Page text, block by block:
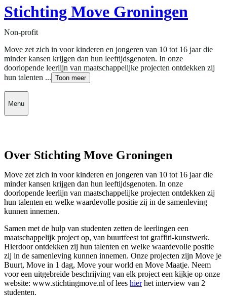
Stichting Move Groningen
Non-profit
Move zet zich in voor kinderen en jongeren van 10 tot 16 jaar die
minder kansen krijgen dan hun leeftijdsgenoten. In onze
doorlopende leerlijn van maatschappelijke projecten ontdekken zij
hun talenten ... Toon meer
Menu
Over Stichting Move Groningen
Move zet zich in voor kinderen en jongeren van 10 tot 16 jaar die
minder kansen krijgen dan hun leeftijdsgenoten. In onze
doorlopende leerlijn van maatschappelijke projecten ontdekken zij
hun talenten en welke waardevolle positie zij in de samenleving
kunnen innemen.
Samen met de hulp van studenten zetten de leerlingen een
maatschappelijk project op, van buurtfeest tot graffiti-kunstwerk.
Hierdoor ontdekken zij hun talenten en welke waardevolle positie
zij in de samenleving kunnen innemen. Onze projecten zijn Move je
Buurt, Move in 1 dag, Move your world en Move Maatje. Neem
voor een uitgebreide beschrijving van elk project een kijkje op onze
website: www.stichtingmove.nl of lees hierhet interview van 2
studenten.